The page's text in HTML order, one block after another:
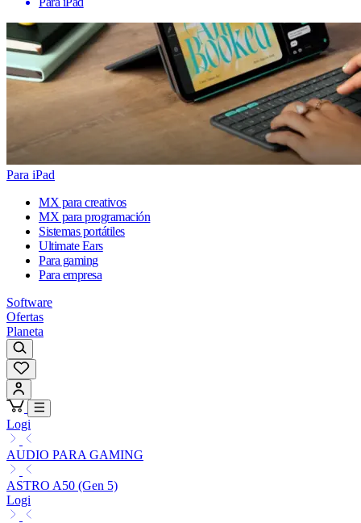
Para iPad
MX para creativos
MX para programación
Sistemas portátiles
Ultimate Ears
Para gaming
Para empresa
Software
Ofertas
Planeta
Logi
AUDIO PARA GAMING
ASTRO A50 (Gen 5)
Logi